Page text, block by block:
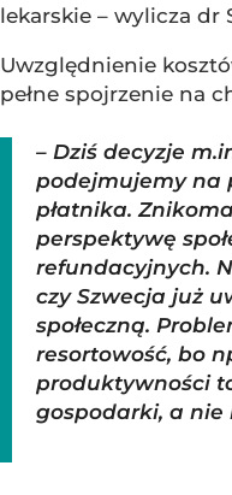
lekarskie – wylicza dr
Uwzględnienie
pełne spojrzenie na
– Dziś decyzje
podejmujemy na
płatnika.
perspektywę
refundacyjnych.
czy Szwecja już
społeczną.
resortowość, bo
produktywności
gospodarki, a